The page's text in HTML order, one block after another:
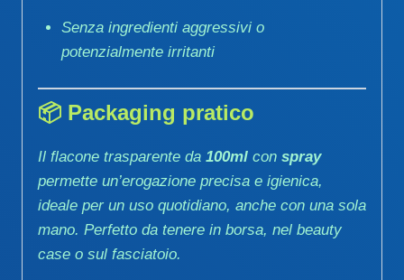
Senza ingredienti aggressivi o
potenzialmente irritanti
📦 Packaging pratico
Il flacone trasparente da 100ml con spray
permette un’erogazione precisa e igienica,
ideale per un uso quotidiano, anche con una sola
mano. Perfetto da tenere in borsa, nel beauty
case o sul fasciatoio.